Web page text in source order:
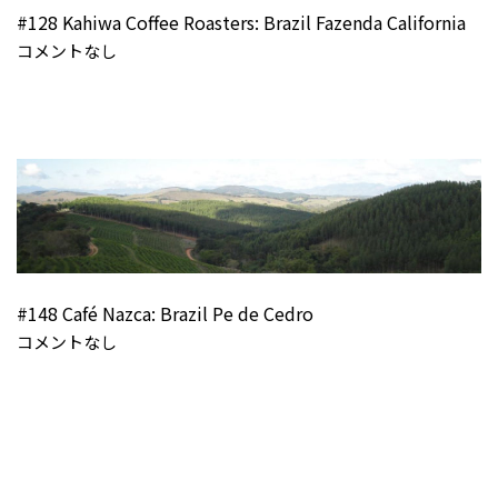
#128 Kahiwa Coffee Roasters: Brazil Fazenda California
コメントなし
#148 Café Nazca: Brazil Pe de Cedro
コメントなし